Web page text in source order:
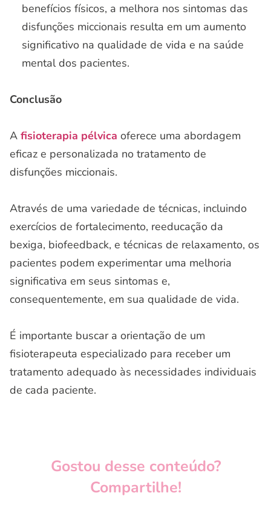
benefícios físicos, a melhora nos sintomas das
disfunções miccionais resulta em um aumento
significativo na qualidade de vida e na saúde
mental dos pacientes.
Conclusão
A fisioterapia pélvica oferece uma abordagem
eficaz e personalizada no tratamento de
disfunções miccionais.
Através de uma variedade de técnicas, incluindo
exercícios de fortalecimento, reeducação da
bexiga, biofeedback, e técnicas de relaxamento, os
pacientes podem experimentar uma melhoria
significativa em seus sintomas e,
consequentemente, em sua qualidade de vida.
É importante buscar a orientação de um
fisioterapeuta especializado para receber um
tratamento adequado às necessidades individuais
de cada paciente.
Gostou desse conteúdo?
Compartilhe!